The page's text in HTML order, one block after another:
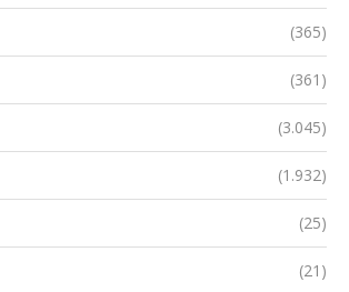
(365)
(361)
(3.045)
(1.932)
(25)
(21)